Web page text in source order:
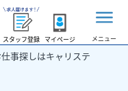
スタッフ登録 マイページ メニュー
事探しはキャリステ